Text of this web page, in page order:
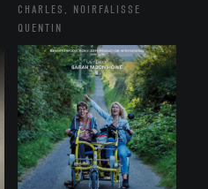
CHARLES, NOIRFALISSE
QUENTIN